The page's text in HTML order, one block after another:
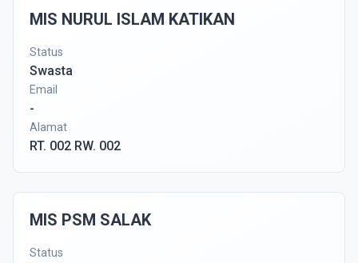
MIS NURUL ISLAM KATIKAN
Status
Swasta
Email
-
Alamat
RT. 002 RW. 002
MIS PSM SALAK
Status